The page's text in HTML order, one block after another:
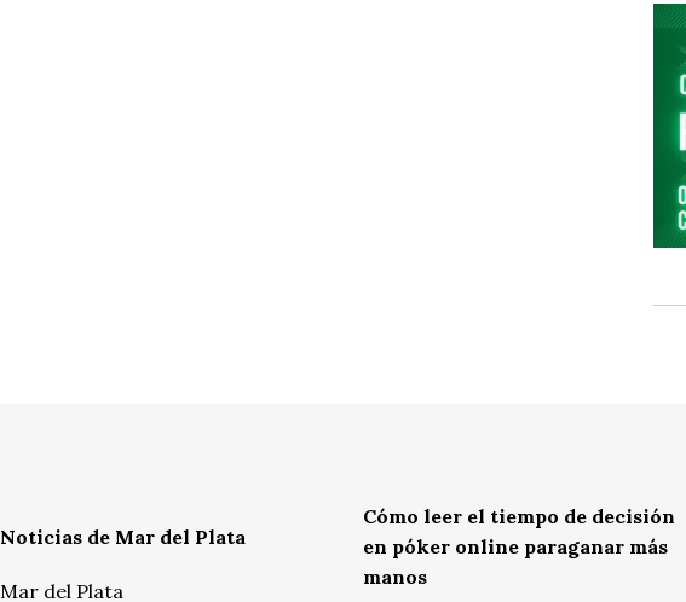
Noticias de Mar del Plata
Mar del Plata
Cómo leer el tiempo de decisión
en póker online paraganar más
manos